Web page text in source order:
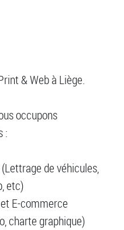
& Web à Liège.
occupons
:
de véhicules,
etc)
E-commerce
charte graphique)